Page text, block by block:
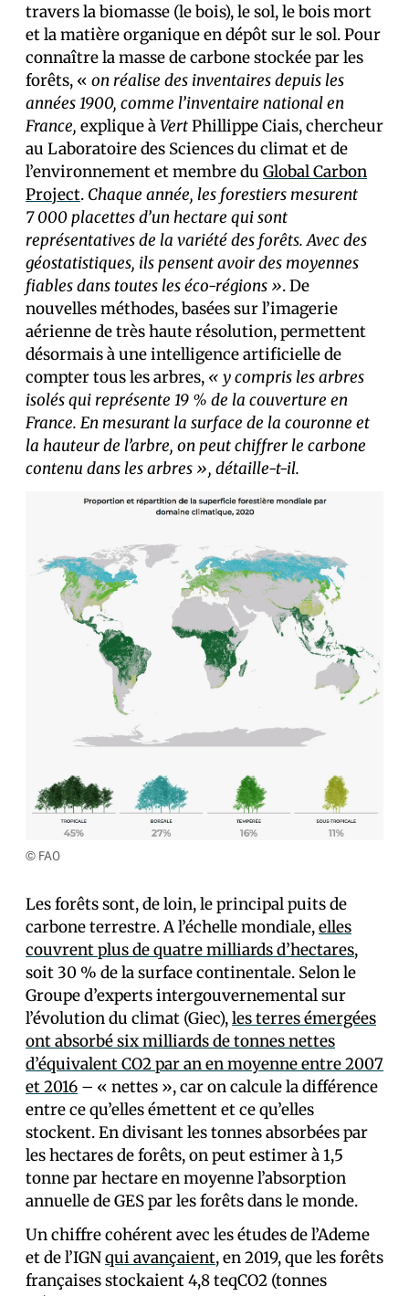
travers la biomasse (le bois), le sol, le bois mort
et la matière organique en dépôt sur le sol. Pour
connaître la masse de carbone stockée par les
forêts, « on réalise des inventaires depuis les
années 1900, comme l’inventaire national en
France, explique àVertPhillippe Ciais, chercheur
au Laboratoire des Sciences du climat et de
l’environnement et membre du Global Carbon
Project. Chaque année, les forestiers mesurent
7 000 placettes d’un hectare qui sont
représentatives de la variété des forêts. Avec des
géostatistiques, ils pensent avoir des moyennes
fiables dans toutes les éco-régions ». De
nouvelles méthodes, basées sur l’imagerie
aérienne de très haute résolution, permettent
désormais à une intelligence artificielle de
compter tous les arbres, « y compris les arbres
isolés qui représente 19 % de la couverture en
France. En mesurant la surface de la couronne et
la hauteur de l’arbre, on peut chiffrer le carbone
contenu dans les arbres », détaille-t-il.
© FAO
Les forêts sont, de loin, le principal puits de
carbone terrestre. A l’échelle mondiale,elles
couvrent plus de quatre milliards d’hectares,
soit 30 % de la surface continentale. Selon le
Groupe d’experts intergouvernemental sur
l’évolution du climat (Giec),les terres émergées
ont absorbé six milliards de tonnes nettes
d’équivalent CO2 par an en moyenne entre 2007
et 2016 – « nettes », car on calcule la différence
entre ce qu’elles émettent et ce qu’elles
stockent. En divisant les tonnes absorbées par
les hectares de forêts, on peut estimer à 1,5
tonne par hectare en moyenne l’absorption
annuelle de GES par les forêts dans le monde.
Un chiffre cohérent avec les études de l’Ademe
et de l’IGNqui avançaient, en 2019, que les forêts
françaises stockaient 4,8 teqCO2 (tonnes